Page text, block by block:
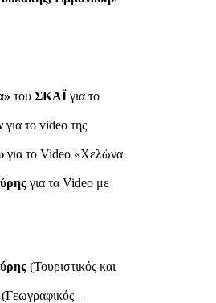
του ΣΚΑΪ για το
για το video της
για το Video «Χελώνα
για τα Video με
(Τουριστικός και
(Γεωγραφικός –